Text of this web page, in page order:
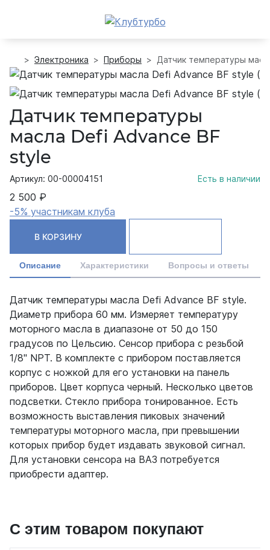
Электроника Приборы Датчик температуры
Датчик температуры
масла Defi Advance BF
style
Артикул: 00-00004151 Есть в наличии
2 500 ₽
-5% участникам клуба
В КОРЗИНУ
Описание Характеристики Вопросы и ответы
Датчик температуры масла Defi Advance BF style.
Диаметр прибора 60 мм. Измеряет температуру
моторного масла в диапазоне от 50 до 150
градусов по Цельсию. Сенсор прибора с резьбой
1/8" NPT. В комплекте с прибором поставляется
корпус с ножкой для его установки на панель
приборов. Цвет корпуса черный. Несколько цветов
подсветки. Стекло прибора тонированное. Есть
возможность выставления пиковых значений
температуры моторного масла, при превышении
которых прибор будет издавать звуковой сигнал.
Для установки сенсора на ВАЗ потребуется
приобрести адаптер.
С этим товаром покупают